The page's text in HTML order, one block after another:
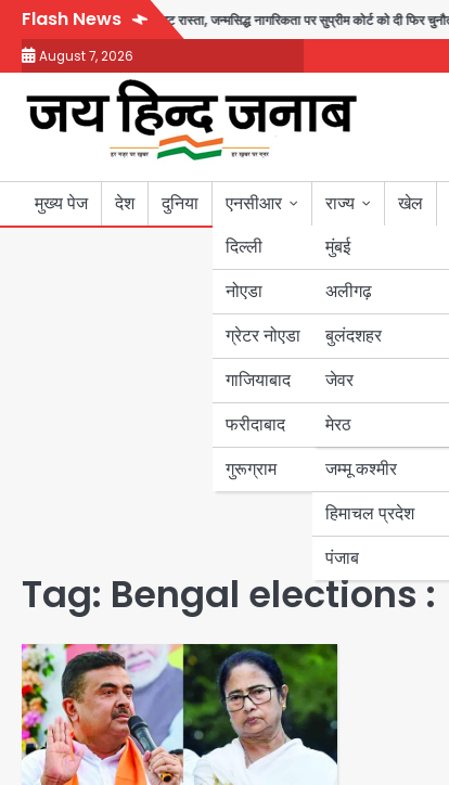
Skip
content
Flash News
युद्ध से नहीं मिल रहा एग्ज़िट रास्ता, जन्मसिद्ध नागरिकता पर सुप्रीम कोर्ट को दी फिर चुनौती
August 7, 2026
मुख्य पेज देश दुनिया
एनसीआर
दिल्ली
नोएडा
ग्रेटर नोएडा
गाजियाबाद
फरीदाबाद
गुरूग्राम
राज्य
मुंबई
उत्तर प्रदेश
अलीगढ़
बुलंदशहर
जेवर
मेरठ
बिहार
पंजाब
हरियाणा
जम्मू कश्मीर
हिमाचल प्रदेश
पंजाब
खेल
Tag: Bengal elections :